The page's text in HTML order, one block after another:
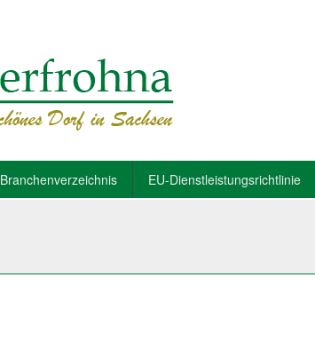
Branchenverzeichnis EU-Dienstleistungsrichtlinie